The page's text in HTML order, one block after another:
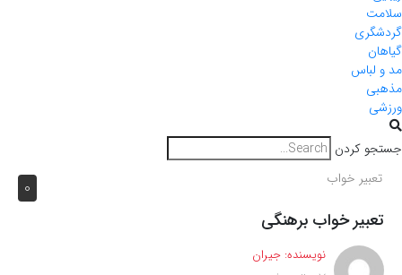
کردن
خواب
خواب برهنگی
نویسنده:جیران